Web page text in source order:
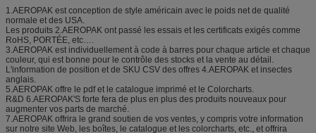
1.AEROPAK est conception de style américain avec le poids net de qualité
normale et des USA.
Les produits 2.AEROPAK ont passé les essais et les certificats exigés comme
RoHS, PORTÉE, etc….
3.AEROPAK est individuellement à code à barres pour chaque article et chaque
couleur, qui est bonne pour le contrôle des stocks et la vente au détail.
L'information de position et de SKU CSV des offres 4.AEROPAK et insectes
anglais.
5.AEROPAK offre le pdf et le catalogue imprimé et le Colorcharts.
R&D 6.AEROPAK'S forte fera de plus en plus des produits nouveaux pour
augmenter vos parts de marché.
7.AEROPAK offrira le grand soutien de vos ventes, y compris votre information
sur notre site Web, les boîtes, le catalogue et les colorcharts, etc., et offrira